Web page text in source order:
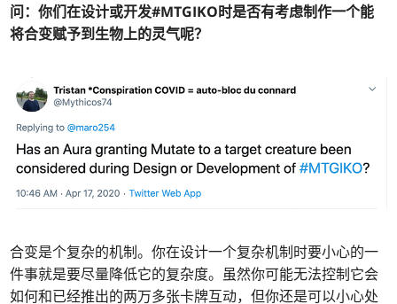
问：你们在设计或开发#MTGIKO时是否有考虑制作一个能
将合变赋予到生物上的灵气呢？
合变是个复杂的机制。你在设计一个复杂机制时要小心的一
件事就是要尽量降低它的复杂度。虽然你可能无法控制它会
如何和已经推出的两万多张卡牌互动，但你还是可以小心处